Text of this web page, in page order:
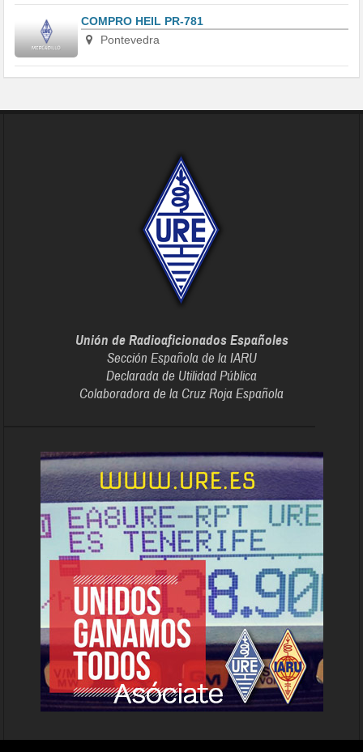
COMPRO HEIL PR-781
Pontevedra
Unión de Radioaficionados Españoles
Sección Española de la IARU
Declarada de Utilidad Pública
Colaboradora de la Cruz Roja Española